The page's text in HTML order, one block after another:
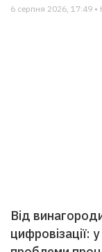
6 серпня 2026, 17:49 •
Від
цифровізації: